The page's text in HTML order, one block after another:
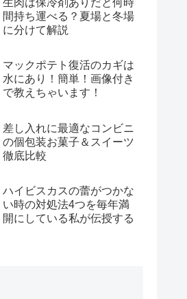
間持ち運べる？夏場と冬場
に分けて解説
マックポテト復活のカギは
水にあり！簡単！画像付き
で教えちゃいます！
差し入れに最適なコンビニ
の個包装お菓子＆スイーツ
徹底比較
ハイビスカスの蕾がつかな
い時の対処法4つを毎年満
開にしている私が伝授する